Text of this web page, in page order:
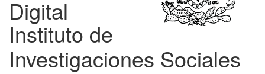
Digital
Instituto de
Investigaciones Sociales